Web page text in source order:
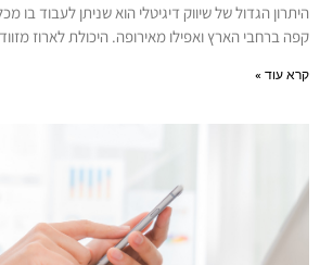
היתרון הגדול של שיווק דיגיטלי הוא שניתן לעבוד
קפה ברחבי הארץ ואפילו מאירופה. היכולת לארוז
קרא עוד »